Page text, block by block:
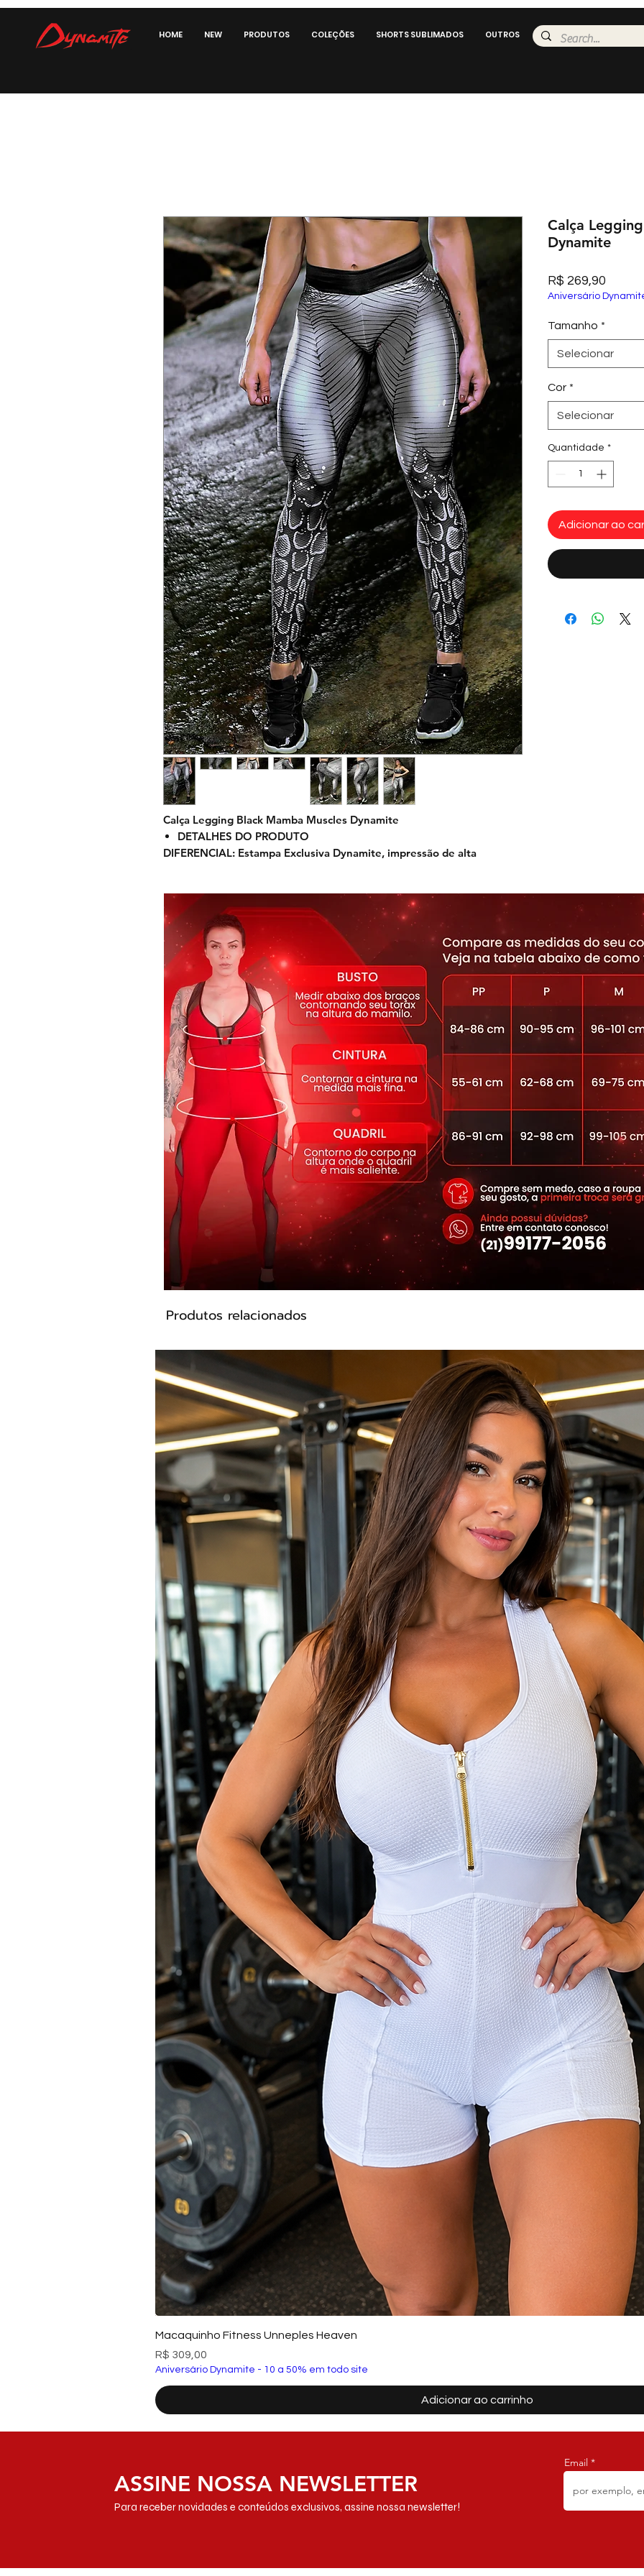
HOME NEW PRODUTOS COLEÇÕES SHORTS SUBLIMADOS OUTROS
Calça Legging Black Mamba Muscles Dynamite
DETALHES DO PRODUTO
DIFERENCIAL: Estampa Exclusiva Dynamite, impressão de alta
Amphibia Muscles, moderno e que valoriza as curvas, é fabricada em
tecido tecnológico e antibactericida cirre com proteção UV e que não
retém suor, uma
Legging
linda é indispensável pra você se destacar no
dia a dia.
Produto de alta qualidade original Dynamite: Não desbota, não perde
elasticidade, nem fica transparente.
- Flexivel
- Maleável
- Easy Care (Fácil Lavagem e Secagem)
- Estampa de Músculos
- Conforto
- Visual Único
INFORMAÇÕES
Tecidos:
Tecido Cirré 87% Poliéster 13% Elastano.
Tamanhos:P, M e G
Cor: Preto e cinza
Calça
Dynamite
R$ 269,90
Aniversário
Tamanho *
Selecionar
Cor *
Selecionar
Quantidade *
Adicionar ao
Produtos relacionados
Macaquinho Fitness Unneples Heaven
Preço
R$ 309,00
Aniversário Dynamite - 10 a 50% em todo site
Adicionar ao carrinho
ASSINE NOSSA NEWSLETTER
Para receber novidades e conteúdos exclusivos, assine nossa newsletter!
Email